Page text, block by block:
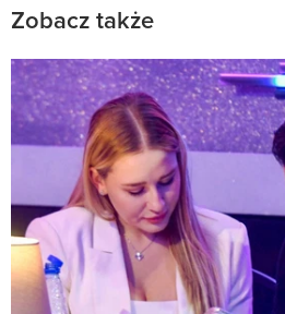
Zobacz także